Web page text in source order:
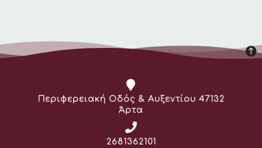
Διεύθυνση:
Περιφερειακή Οδός & Αυξεντίου 47132
Άρτα
Τηλέφωνο:
2681362101